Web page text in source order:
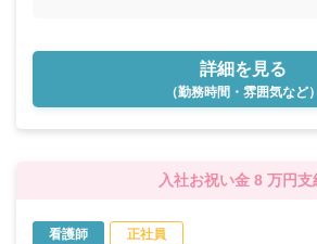
詳細を見る
（勤務時間・雰囲気など）
入社お祝い金 8 万円支
看護師 正社員